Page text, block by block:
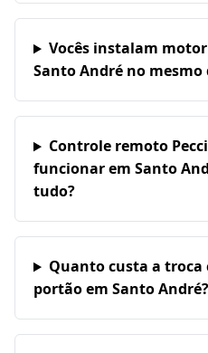
Vocês instalam
Santo André no mesmo
Controle remoto
funcionar em Santo
tudo?
Quanto custa a
portão em Santo André?